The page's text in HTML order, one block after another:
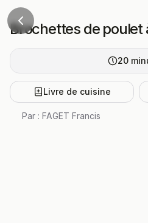
Brochettes de poulet
20
Livre de cuisine
Par : FAGET Francis